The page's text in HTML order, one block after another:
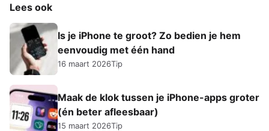
Lees ook
Is je iPhone te groot? Zo bedien je hem
eenvoudig met één hand
16 maart 2026Tip
Maak de klok tussen je iPhone-apps groter
(én beter afleesbaar)
15 maart 2026Tip